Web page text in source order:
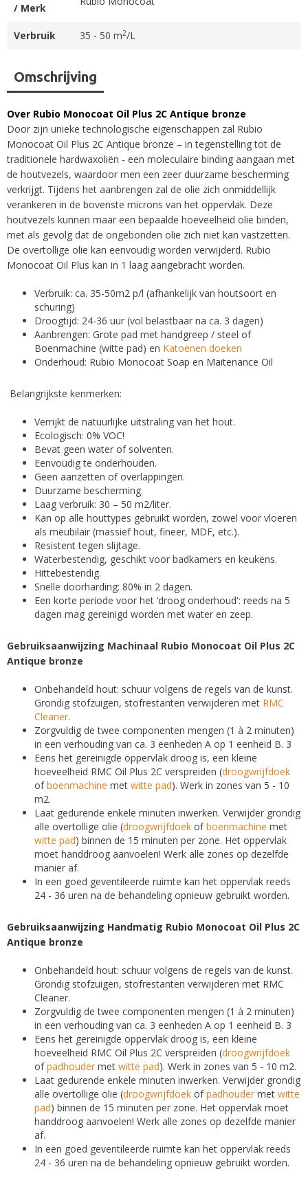
Omschrijving
Over Rubio Monocoat Oil Plus 2C Antique bronze
Door zijn unieke technologische eigenschappen zal Rubio
Monocoat Oil Plus 2C Antique bronze – in tegenstelling tot de
traditionele hardwaxoliën - een moleculaire binding aangaan met
de houtvezels, waardoor men een zeer duurzame bescherming
verkrijgt. Tijdens het aanbrengen zal de olie zich onmiddellijk
verankeren in de bovenste microns van het oppervlak. Deze
houtvezels kunnen maar een bepaalde hoeveelheid olie binden,
met als gevolg dat de ongebonden olie zich niet kan vastzetten.
De overtollige olie kan eenvoudig worden verwijderd. Rubio
Monocoat Oil Plus kan in 1 laag aangebracht worden.
Verbruik: ca. 35-50m2 p/l (afhankelijk van houtsoort en
schuring)
Droogtijd: 24-36 uur (vol belastbaar na ca. 3 dagen)
Aanbrengen: Grote pad met handgreep / steel of
Boenmachine (witte pad) en Katoenen doeken
Onderhoud: Rubio Monocoat Soap en Maitenance Oil
Belangrijkste kenmerken:
Verrijkt de natuurlijke uitstraling van het hout.
Ecologisch: 0% VOC!
Bevat geen water of solventen.
Eenvoudig te onderhouden.
Geen aanzetten of overlappingen.
Duurzame bescherming.
Laag verbruik: 30 – 50 m2/liter.
Kan op alle houttypes gebruikt worden, zowel voor vloeren
als meubilair (massief hout, fineer, MDF, etc.).
Resistent tegen slijtage.
Waterbestendig, geschikt voor badkamers en keukens.
Hittebestendig.
Snelle doorharding: 80% in 2 dagen.
Een korte periode voor het ‘droog onderhoud': reeds na 5
dagen mag gereinigd worden met water en zeep.
Gebruiksaanwijzing Machinaal Rubio Monocoat Oil Plus 2C
Antique bronze
Onbehandeld hout: schuur volgens de regels van de kunst.
Grondig stofzuigen, stofrestanten verwijderen met RMC
Cleaner.
Zorgvuldig de twee componenten mengen (1 à 2 minuten)
in een verhouding van ca. 3 eenheden A op 1 eenheid B. 3
Eens het gereinigde oppervlak droog is, een kleine
hoeveelheid RMC Oil Plus 2C verspreiden (droogwrijfdoek
ofboenmachine met witte pad). Werk in zones van 5 - 10
m2.
Laat gedurende enkele minuten inwerken. Verwijder grondig
alle overtollige olie (droogwrijfdoek ofboenmachine met
witte pad) binnen de 15 minuten per zone. Het oppervlak
moet handdroog aanvoelen! Werk alle zones op dezelfde
manier af.
In een goed geventileerde ruimte kan het oppervlak reeds
24 - 36 uren na de behandeling opnieuw gebruikt worden.
Gebruiksaanwijzing Handmatig Rubio Monocoat Oil Plus 2C
Antique bronze
Onbehandeld hout: schuur volgens de regels van de kunst.
Grondig stofzuigen, stofrestanten verwijderen met RMC
Cleaner.
Zorgvuldig de twee componenten mengen (1 à 2 minuten)
in een verhouding van ca. 3 eenheden A op 1 eenheid B. 3
Eens het gereinigde oppervlak droog is, een kleine
hoeveelheid RMC Oil Plus 2C verspreiden (droogwrijfdoek
ofpadhouder met witte pad). Werk in zones van 5 - 10 m2.
Laat gedurende enkele minuten inwerken. Verwijder grondig
alle overtollige olie (droogwrijfdoek ofpadhouder met witte
pad) binnen de 15 minuten per zone. Het oppervlak moet
handdroog aanvoelen! Werk alle zones op dezelfde manier
af.
In een goed geventileerde ruimte kan het oppervlak reeds
24 - 36 uren na de behandeling opnieuw gebruikt worden.
/ Merk
Verbruik 35 - 50 m2/L